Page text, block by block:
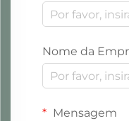
Nome da
Mensagem